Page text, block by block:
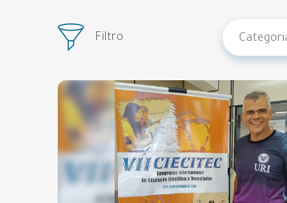
Filtro